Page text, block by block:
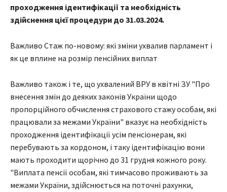
проходження ідентифікації та необхідність
здійснення цієї процедури до 31.03.2024.
Важливо Стаж по-новому: які зміни ухвалив парламент і
як це вплине на розмір пенсійних виплат
Важливо також і те, що ухвалений ВРУ в квітні ЗУ "Про
внесення змін до деяких законів України щодо
пропорційного обчислення страхового стажу особам, які
працювали за межами України" вказує на необхідність
проходження ідентифікації усім пенсіонерам, які
перебувають за кордоном, і таку ідентифікацію вони
мають проходити щорічно до 31 грудня кожного року.
"Виплата пенсії особам, які тимчасово проживають за
межами України, здійснюється на поточні рахунки,